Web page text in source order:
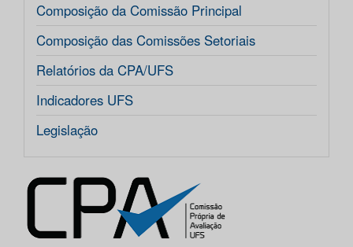
Composição da Comissão Principal
Composição das Comissões Setoriais
Relatórios da CPA/UFS
Indicadores UFS
Legislação